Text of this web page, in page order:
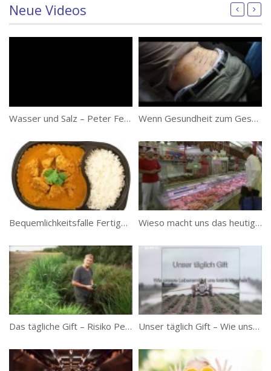
Neue Videos
Wasser und Salz – Peter Ferreira – Teil 1 Wenn Gesundheit zum Geschäft wird – Doku
Bequemlichkeitsfalle Fertiggerichte Wieso macht uns das heutige Essen krank?
Das tägliche Gift – Risiko Pestizide Unser täglich Gift – Wie unsere Lebensmittel uns krank machen